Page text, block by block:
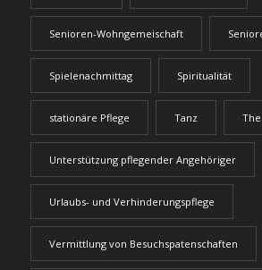
Senioren-Wohngemeischaft
Spielenachmittag Spiritualität
stationäre Pflege Tanz
Unterstützung pflegender Angehöriger
Urlaubs- und Verhinderungspflege
Vermittlung von Besuchspatenschaften